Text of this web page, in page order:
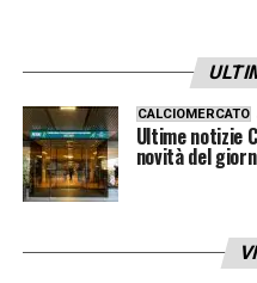
CALCIOMERCATO
Ultime notizie
novità del